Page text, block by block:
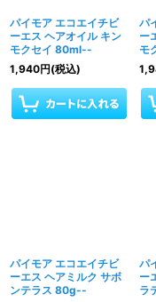
パイモア エコエイチビ
ーエス ヘアオイル キン
モクセイ 80ml--
1,940円(税込)
パ
ー
モ
パイモア エコエイチビ
ーエス ヘアミルク サボ
ンテラス 80g--
パ
ー
ラ